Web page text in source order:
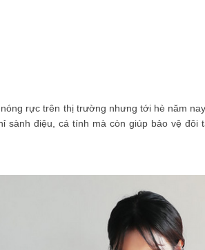
rực trên thị trường nhưng tới hè năm
sành điệu, cá tính mà còn giúp bảo vệ